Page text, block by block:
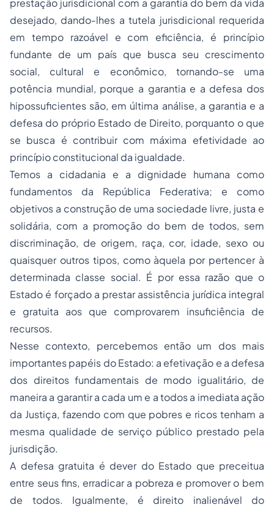
prestação jurisdicional com a garantia do bem da vida
desejado, dando-lhes a tutela jurisdicional requerida
em tempo razoável e com eficiência, é princípio
fundante de um país que busca seu crescimento
social, cultural e econômico, tornando-se uma
potência mundial, porque a garantia e a defesa dos
hipossuficientes são, em última análise, a garantia e a
defesa do próprio Estado de Direito, porquanto o que
se busca é contribuir com máxima efetividade ao
princípio constitucional da igualdade.
Temos a cidadania e a dignidade humana como
fundamentos da República Federativa; e como
objetivos a construção de uma sociedade livre, justa e
solidária, com a promoção do bem de todos, sem
discriminação, de origem, raça, cor, idade, sexo ou
quaisquer outros tipos, como àquela por pertencer à
determinada classe social. É por essa razão que o
Estado é forçado a prestar assistência jurídica integral
e gratuita aos que comprovarem insuficiência de
recursos.
Nesse contexto, percebemos então um dos mais
importantes papéis do Estado: a efetivação e a defesa
dos direitos fundamentais de modo igualitário, de
maneira a garantir a cada um e a todos a imediata ação
da Justiça, fazendo com que pobres e ricos tenham a
mesma qualidade de serviço público prestado pela
jurisdição.
A defesa gratuita é dever do Estado que preceitua
entre seus fins, erradicar a pobreza e promover o bem
de todos. Igualmente, é direito inalienável do